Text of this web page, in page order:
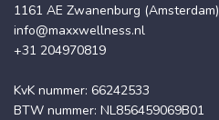
1161 AE Zwanenburg (Amsterdam)
info@maxxwellness.nl
+31 204970819
KvK nummer: 66242533
BTW nummer: NL856459069B01